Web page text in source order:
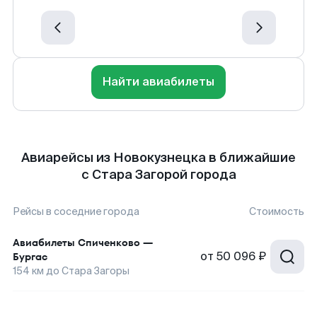
Найти авиабилеты
Авиарейсы из Новокузнецка в ближайшие
с Стара Загорой города
Рейсы в соседние города Стоимость
Авиабилеты Спиченково —
Бургас
154 км до Стара Загоры
от 50 096 ₽